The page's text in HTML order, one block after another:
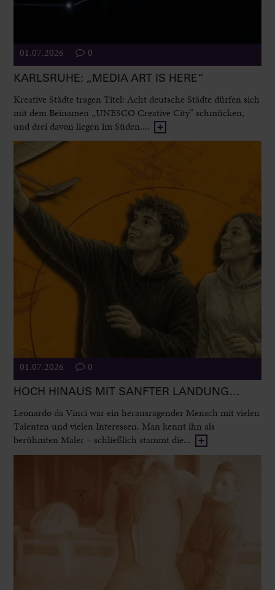
01.07.2026 0
KARLSRUHE: „MEDIA ART IS HERE“
Kreative Städte tragen Titel: Acht deutsche Städte dürfen sich
mit dem Beinamen „UNESCO Creative City“ schmücken,
und drei davon liegen im Süden....
01.07.2026 0
HOCH HINAUS MIT SANFTER LANDUNG…
Leonardo da Vinci war ein herausragender Mensch mit vielen
Talenten und vielen Interessen. Man kennt ihn als
berühmten Maler – schließlich stammt die...